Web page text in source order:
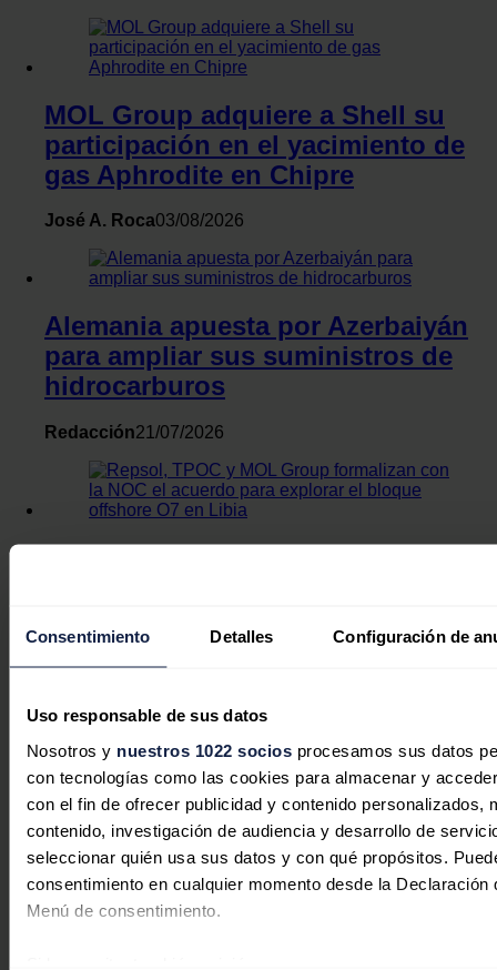
Consentimiento Detalles Configuración de
Uso responsable de sus datos
Nosotros y nuestros 1022 sociosprocesamos sus datos
con tecnologías como las cookies para almacenar y
con el fin de ofrecer publicidad y contenido personalizados,
contenido, investigación de audiencia y desarrollo de
seleccionar quién usa sus datos y con qué propósitos.
consentimiento en cualquier momento desde la
Menú de consentimiento.
MOL Group adquiere a Shell su
participación en el yacimiento de
gas Aphrodite en Chipre
José A. Roca03/08/2026
Alemania apuesta por Azerbaiyán
para ampliar sus suministros de
hidrocarburos
Redacción21/07/2026
en Libia